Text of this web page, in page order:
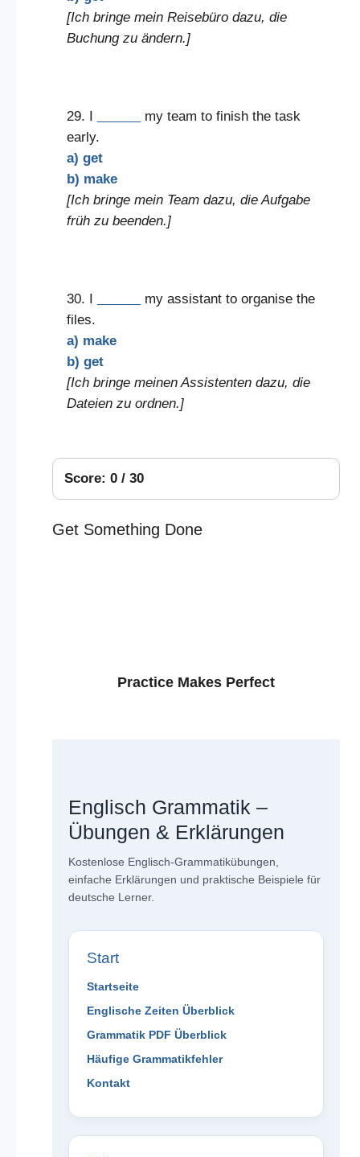
[Ich bringe mein Reisebüro dazu, die
Buchung zu ändern.]
29. I
my team to finish the task
early.
a) get
b) make
[Ich bringe mein Team dazu, die Aufgabe
früh zu beenden.]
30. I
my assistant to organise the
files.
a) make
b) get
[Ich bringe meinen Assistenten dazu, die
Dateien zu ordnen.]
Score: 0 / 30
Get Something Done
Practice Makes Perfect
Englisch Grammatik –
Übungen & Erklärungen
Kostenlose Englisch-Grammatikübungen,
einfache Erklärungen und praktische Beispiele für
deutsche Lerner.
Start
Startseite
Englische Zeiten Überblick
Grammatik PDF Überblick
Häufige Grammatikfehler
Kontakt